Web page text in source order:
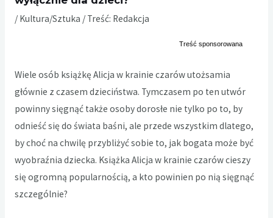
/ Kultura/Sztuka / Treść: Redakcja
Wiele osób książkę Alicja w krainie czarów utożsamia
głównie z czasem dzieciństwa. Tymczasem po ten utwór
powinny sięgnąć także osoby dorosłe nie tylko po to, by
odnieść się do świata baśni, ale przede wszystkim dlatego,
by choć na chwilę przybliżyć sobie to, jak bogata może być
wyobraźnia dziecka. Książka Alicja w krainie czarów cieszy
się ogromną popularnością, a kto powinien po nią sięgnąć
szczególnie?